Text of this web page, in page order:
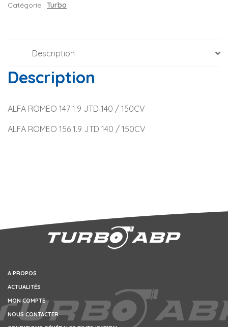
Catégorie : Turbo
Description
Description
ALFA ROMEO 147 1.9 JTD 140 / 150CV
ALFA ROMEO 156 1.9 JTD 140 / 150CV
A PROPOS
ACTUALITÉS
MON COMPTE
NOUS CONTACTER